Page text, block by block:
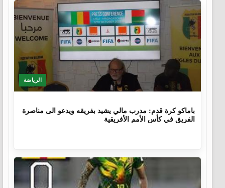
الرياضة
باماكو كرة قدم: مدرب مالي يشيد بفريقه ويدعو الى مناصرة
الفريق في كأس الأمم الأفريقية